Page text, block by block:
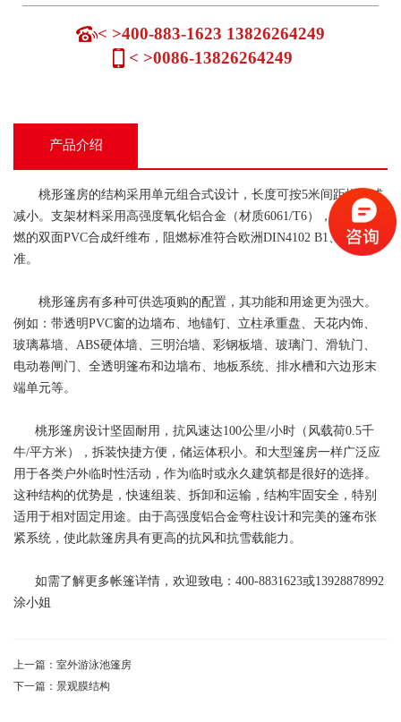
< >400-883-1623 13826264249
< >0086-13826264249
产品介绍
桃形篷房的结构采用单元组合式设计， 长度可按5米间距增长或
减小。 支架材料采用高强度氧化铝合金（材质6061/T6），篷布为阻
燃的双面PVC合成纤维布，阻燃标准符合欧洲DIN4102 B1、M2标
准。
桃形篷房有多种可供选项购的配置，其功能和用途更为强大。
例如：带透明PVC窗的边墙布、地锚钉、立柱承重盘、天花内饰、
玻璃幕墙、ABS硬体墙、三明治墙、彩钢板墙、玻璃门、滑轨门、
电动卷闸门、全透明篷布和边墙布、地板系统、排水槽和六边形末
端单元等。
桃形篷房设计坚固耐用，抗风速达100公里/小时（风载荷0.5千
牛/平方米），拆装快捷方便，储运体积小。和大型篷房一样广泛应
用于各类户外临时性活动，作为临时或永久建筑都是很好的选择。
这种结构的优势是，快速组装、拆卸和运输，结构牢固安全，特别
适用于相对固定用途。由于高强度铝合金弯柱设计和完美的篷布张
紧系统，使此款篷房具有更高的抗风和抗雪载能力。
如需了解更多帐篷详情，欢迎致电：400-8831623或13928878992
涂小姐
上一篇：室外游泳池篷房
下一篇：景观膜结构